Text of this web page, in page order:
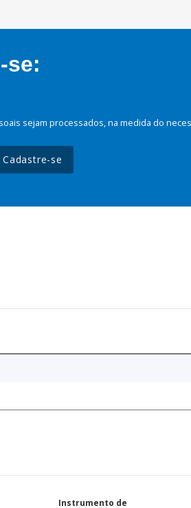
se:
sejam processados, na medida do
Cadastre-se
Instrumento de